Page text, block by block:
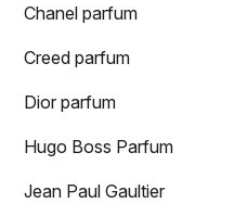
Chanel parfum
Creed parfum
Dior parfum
Hugo Boss Parfum
Jean Paul Gaultier